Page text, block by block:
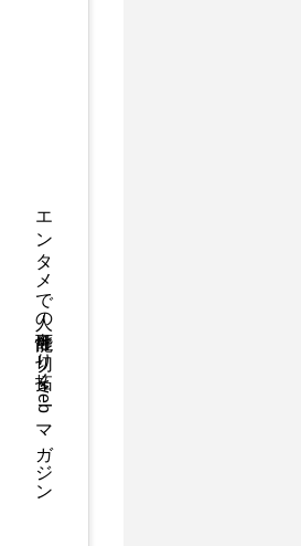
エンタメで人の可能性を切り拓くwebマガジン